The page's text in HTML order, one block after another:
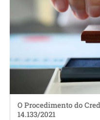
O Procedimento do
14.133/2021